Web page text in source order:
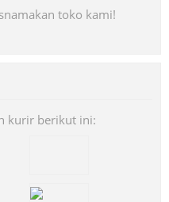
toko kami!
kurir berikut ini: